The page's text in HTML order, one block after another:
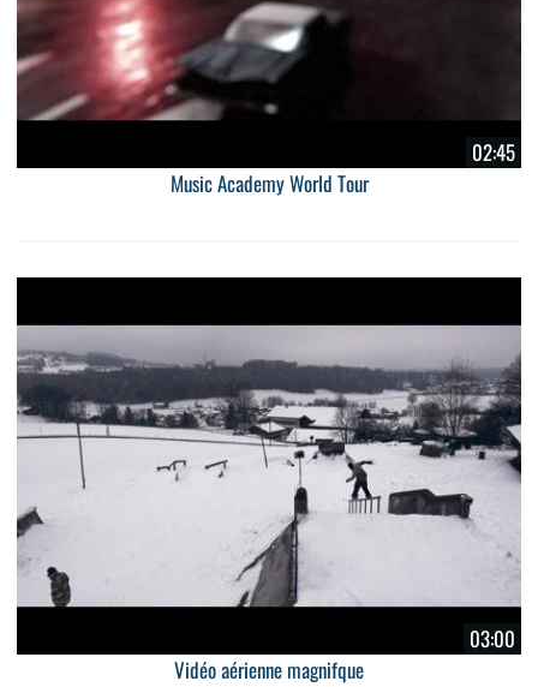
02:45
Music Academy World Tour
03:00
Vidéo aérienne magnifque